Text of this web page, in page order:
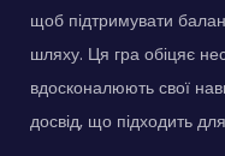
щоб підтримувати
шляху. Ця гра обіцяє
вдосконалюють свої
досвід, що підходить для